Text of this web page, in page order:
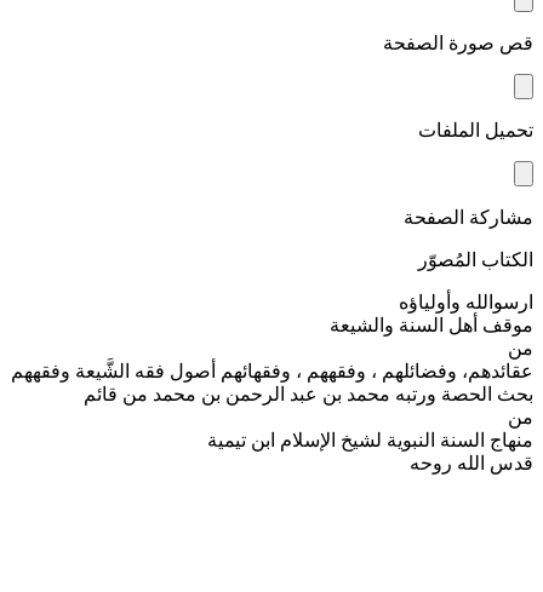
قص صورة الصفحة
تحميل الملفات
مشاركة الصفحة
الكتاب المُصوّر
ارسوالله وأولياؤه
موقف أهل السنة والشيعة
من
عقائدهم، وفضائلهم ، وفقههم ، وفقهائهم أصول فقه الشَّيعة وفقههم
بحث الحصة ورتبه محمد بن عبد الرحمن بن محمد من قائم
من
منهاج السنة النبوية لشيخ الإسلام ابن تيمية
قدس الله روحه